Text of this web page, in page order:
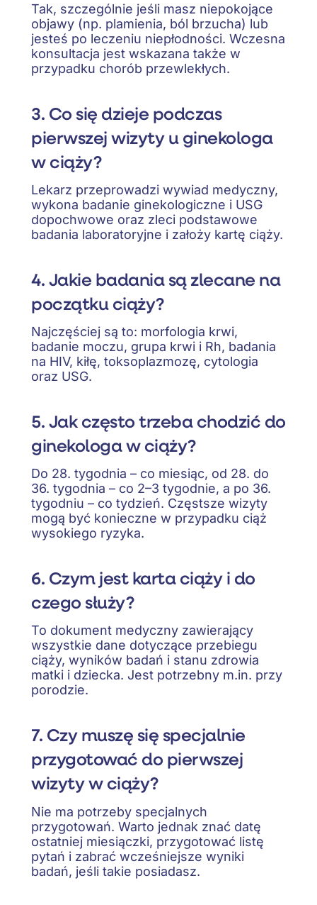
Tak, szczególnie jeśli masz niepokojące
objawy (np. plamienia, ból brzucha) lub
jesteś po leczeniu niepłodności. Wczesna
konsultacja jest wskazana także w
przypadku chorób przewlekłych.
3. Co się dzieje podczas
pierwszej wizyty u ginekologa
w ciąży?
Lekarz przeprowadzi wywiad medyczny,
wykona badanie ginekologiczne i USG
dopochwowe oraz zleci podstawowe
badania laboratoryjne i założy kartę ciąży.
4. Jakie badania są zlecane na
początku ciąży?
Najczęściej są to: morfologia krwi,
badanie moczu, grupa krwi i Rh, badania
na HIV, kiłę, toksoplazmozę, cytologia
oraz USG.
5. Jak często trzeba chodzić do
ginekologa w ciąży?
Do 28. tygodnia – co miesiąc, od 28. do
36. tygodnia – co 2–3 tygodnie, a po 36.
tygodniu – co tydzień. Częstsze wizyty
mogą być konieczne w przypadku ciąż
wysokiego ryzyka.
6. Czym jest karta ciąży i do
czego służy?
To dokument medyczny zawierający
wszystkie dane dotyczące przebiegu
ciąży, wyników badań i stanu zdrowia
matki i dziecka. Jest potrzebny m.in. przy
porodzie.
7. Czy muszę się specjalnie
przygotować do pierwszej
wizyty w ciąży?
Nie ma potrzeby specjalnych
przygotowań. Warto jednak znać datę
ostatniej miesiączki, przygotować listę
pytań i zabrać wcześniejsze wyniki
badań, jeśli takie posiadasz.